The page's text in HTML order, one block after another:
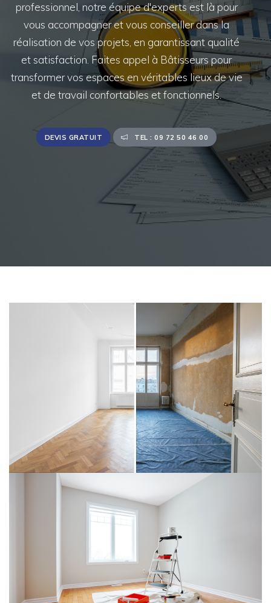
professionnel, notre équipe d'experts est là pour
vous accompagner et vous conseiller dans la
réalisation de vos projets, en garantissant qualité
et satisfaction. Faites appel à Bâtisseurs pour
transformer vos espaces en véritables lieux de vie
et de travail confortables et fonctionnels.
DEVIS GRATUIT TEL : 09 72 50 46 00